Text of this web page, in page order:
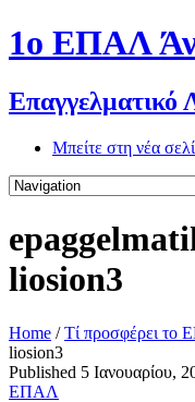
1o ΕΠΑΛ
Επαγγελματικό
Μπείτε στη νέα
liosion3
Home /Τί προσφέρει το
liosion3
Published 5 Ιανουαρίου,
ΕΠΑΛ